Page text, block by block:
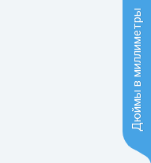
Дюймы в миллиметры